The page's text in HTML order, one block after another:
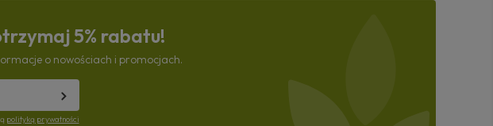
5% rabatu!
o nowościach i promocjach.
polityką prywatności